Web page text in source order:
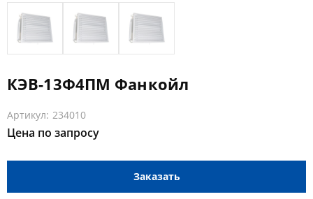
КЭВ-13Ф4ПМ Фанкойл
Артикул: 234010
Цена по запросу
Заказать